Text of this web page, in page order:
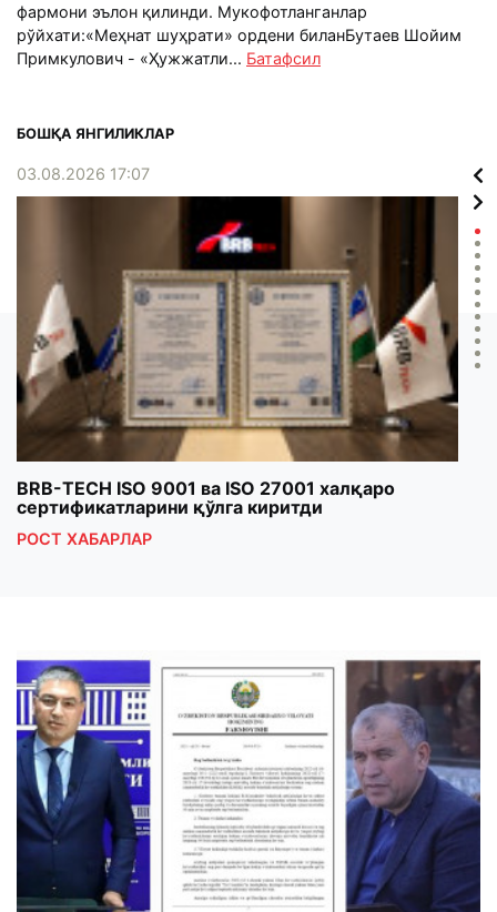
фармони эълон қилинди. Мукофотланганлар
рўйхати:«Меҳнат шуҳрати» ордени биланБутаев Шойим
Примкулович - «Ҳужжатли... Батафсил
БОШҚА ЯНГИЛИКЛАР
03.08.2026 17:07
BRB-TECH ISO 9001 ва ISO 27001 халқаро
сертификатларини қўлга киритди
РОСТ ХАБАРЛАР